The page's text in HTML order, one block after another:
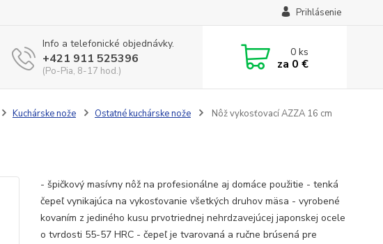
Prihlásenie
Info a telefonické objednávky.
+421 911 525396
(Po-Pia, 8-17 hod.)
0ks
za 0 €
Kuchárske nože Ostatné kuchárske nože Nôž vykosťovací AZZA 16 cm
- špičkový masívny nôž na profesionálne aj domáce použitie - tenká
čepeľ vynikajúca na vykosťovanie všetkých druhov mäsa - vyrobené
kovaním z jediného kusu prvotriednej nehrdzavejúcej japonskej ocele
o tvrdosti 55-57 HRC - čepeľ je tvarovaná a ručne brúsená pre